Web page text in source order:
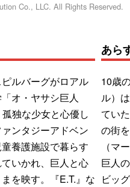
Co., LLC. All Rights Reserved.
ルバーグがロアル
オ・ヤサシ巨人
独な少女と心優し
ンタジーアドベン
養護施設で暮らす
いかれ、巨人と心
を映す。『E.T.』な
あら
10歳
ル）
てい
の街
（マ
巨人
ビッ